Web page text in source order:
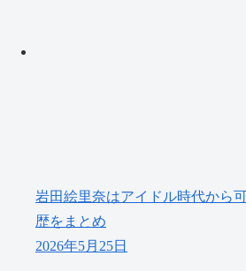
岩田絵里奈はアイドル時代から
歴をまとめ
2026年5月25日